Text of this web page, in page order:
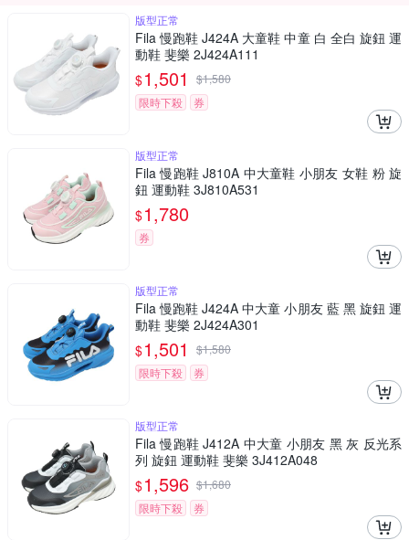
版型正常
Fila 慢跑鞋 J424A 大童鞋 中童 白 全白 旋鈕 運
動鞋 斐樂 2J424A111
$1,501 $1,580
限時下殺
券
版型正常
Fila 慢跑鞋 J810A 中大童鞋 小朋友 女鞋 粉 旋
鈕 運動鞋 3J810A531
$1,780
券
版型正常
Fila 慢跑鞋 J424A 中大童 小朋友 藍 黑 旋鈕 運
動鞋 斐樂 2J424A301
$1,501 $1,580
限時下殺
券
版型正常
Fila 慢跑鞋 J412A 中大童 小朋友 黑 灰 反光系
列 旋鈕 運動鞋 斐樂 3J412A048
$1,596 $1,680
限時下殺
券